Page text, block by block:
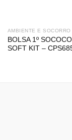
AMBIENTE E SOCORRO
BOLSA 1º
SOFT KIT –